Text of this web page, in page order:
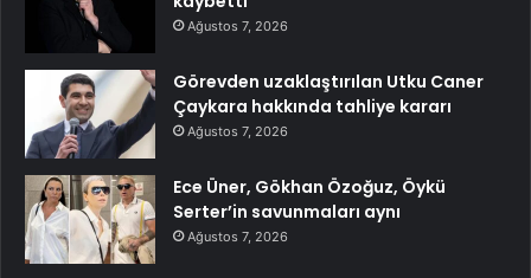
Ağustos 7, 2026
Görevden uzaklaştırılan Utku Caner
Çaykara hakkında tahliye kararı
Ağustos 7, 2026
Ece Üner, Gökhan Özoğuz, Öykü
Serter’in savunmaları aynı
Ağustos 7, 2026